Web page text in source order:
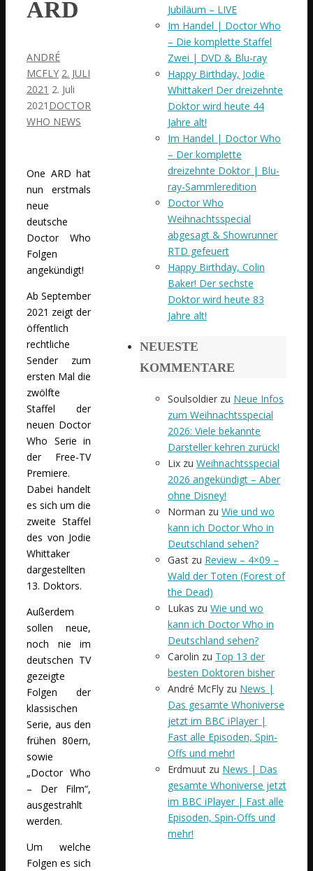
ARD
ANDRÉ
MCFLY 2. JULI
2021 2. Juli
2021 DOCTOR
WHO NEWS
One ARD hat
nun erstmals
neue
deutsche
Doctor Who
Folgen
angekündigt!
Ab September
2021 zeigt der
öffentlich
rechtliche
Sender zum
ersten Mal die
zwölfte
Staffel der
neuen Doctor
Who Serie in
der Free-TV
Premiere.
Dabei handelt
es sich um die
zweite Staffel
des von Jodie
Whittaker
dargestellten
13. Doktors.
Außerdem
sollen neue,
noch nie im
deutschen TV
gezeigte
Folgen der
klassischen
Serie, aus den
frühen 80ern,
sowie
„Doctor Who
– Der Film“,
ausgestrahlt
werden.
Um welche
Folgen es sich
Jubiläum – LIVE
Im Handel | Doctor Who
– Die komplette Staffel
Zwei | DVD & Blu-ray
Happy Birthday, Jodie
Whittaker! Der dreizehnte
Doktor wird heute 44
Jahre alt!
Im Handel | Doctor Who
– Der komplette
dreizehnte Doktor | Blu-
ray-Sammleredition
Doctor Who
Weihnachtsspecial
abgesagt & Showrunner
RTD gefeuert
Happy Birthday, Colin
Baker! Der sechste
Doktor wird heute 83
Jahre alt!
NEUESTE
KOMMENTARE
Soulsoldier zu Neue Infos
zum Weihnachtsspecial
2026: Viele bekannte
Darsteller kehren zurück!
Lix zu Weihnachtsspecial
2026 angekündigt – Aber
ohne Disney!
Norman zu Wie und wo
kann ich Doctor Who in
Deutschland sehen?
Gast zu Review – 4×09 –
Wald der Toten (Forest of
the Dead)
Lukas zu Wie und wo
kann ich Doctor Who in
Deutschland sehen?
Carolin zu Top 13 der
besten Doktoren bisher
André McFly zu News |
Das gesamte Whoniverse
jetzt im BBC iPlayer |
Fast alle Episoden, Spin-
Offs und mehr!
Erdmuut zu News | Das
gesamte Whoniverse jetzt
im BBC iPlayer | Fast alle
Episoden, Spin-Offs und
mehr!